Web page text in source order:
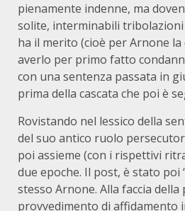
pienamente indenne, ma
solite, interminabili tribolazioni
ha il merito (cioè per Arnone
averlo per primo fatto
con una sentenza passata in
prima della cascata che poi è
Rovistando nel lessico della
del suo antico ruolo
poi assieme (con i rispettivi
due epoche. Il post, è stato poi
stesso Arnone. Alla faccia della
provvedimento di affidamento